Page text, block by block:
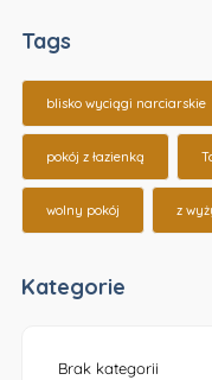
Tags
blisko wyciągi narciarskie
pokój z łazienką
wolny pokój z
Kategorie
Brak kategorii